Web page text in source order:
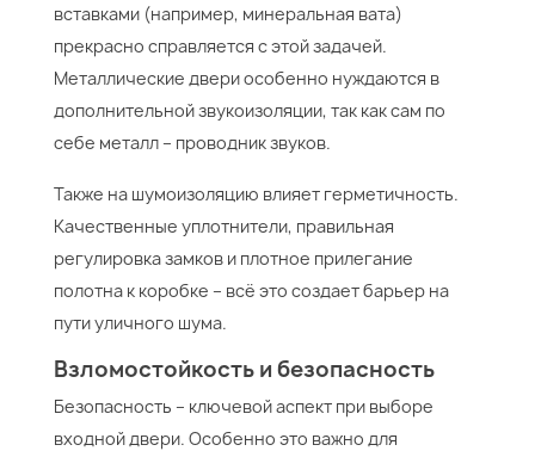
вставками (например, минеральная вата)
прекрасно справляется с этой задачей.
Металлические двери особенно нуждаются в
дополнительной звукоизоляции, так как сам по
себе металл – проводник звуков.
Также на шумоизоляцию влияет герметичность.
Качественные уплотнители, правильная
регулировка замков и плотное прилегание
полотна к коробке – всё это создает барьер на
пути уличного шума.
Взломостойкость и безопасность
Безопасность – ключевой аспект при выборе
входной двери. Особенно это важно для